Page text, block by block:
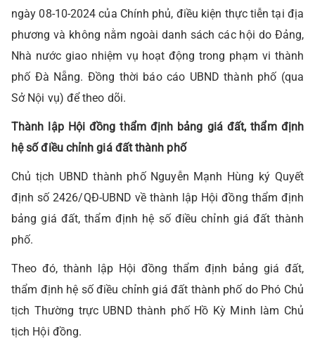
ngày 08-10-2024 của Chính phủ, điều kiện thực tiễn tại địa
phương và không nằm ngoài danh sách các hội do Đảng,
Nhà nước giao nhiệm vụ hoạt động trong phạm vi thành
phố Đà Nẵng. Đồng thời báo cáo UBND thành phố (qua
Sở Nội vụ) để theo dõi.
Thành lập Hội đồng thẩm định bảng giá đất, thẩm định
hệ số điều chỉnh giá đất thành phố
Chủ tịch UBND thành phố Nguyễn Mạnh Hùng ký Quyết
định số 2426/QĐ-UBND về thành lập Hội đồng thẩm định
bảng giá đất, thẩm định hệ số điều chỉnh giá đất thành
phố.
Theo đó, thành lập Hội đồng thẩm định bảng giá đất,
thẩm định hệ số điều chỉnh giá đất thành phố do Phó Chủ
tịch Thường trực UBND thành phố Hồ Kỳ Minh làm Chủ
tịch Hội đồng.